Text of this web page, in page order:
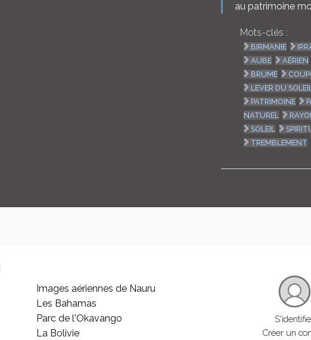
au patrimoine
Mots-clés :
BIRMANIE
AUBE
AÉRIEN
BRUME
LEVER DU
PATRIMOINE
NATUREL
SOLEIL
TREMBLEMENT
Images aériennes de Nauru
Les Bahamas
Parc de l'Okavango
La Bolivie
Créer un